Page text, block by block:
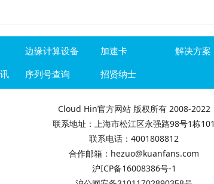
边缘计算设备 加速卡
解决方案
序列号查询 招贤纳士
Cloud Hin官方网站 版权所有 2008-2022
联系地址：上海市松江区永强路98号1栋101
联系电话：4001808812
合作邮箱：hezuo@kuanfans.com
沪ICP备16008386号-1